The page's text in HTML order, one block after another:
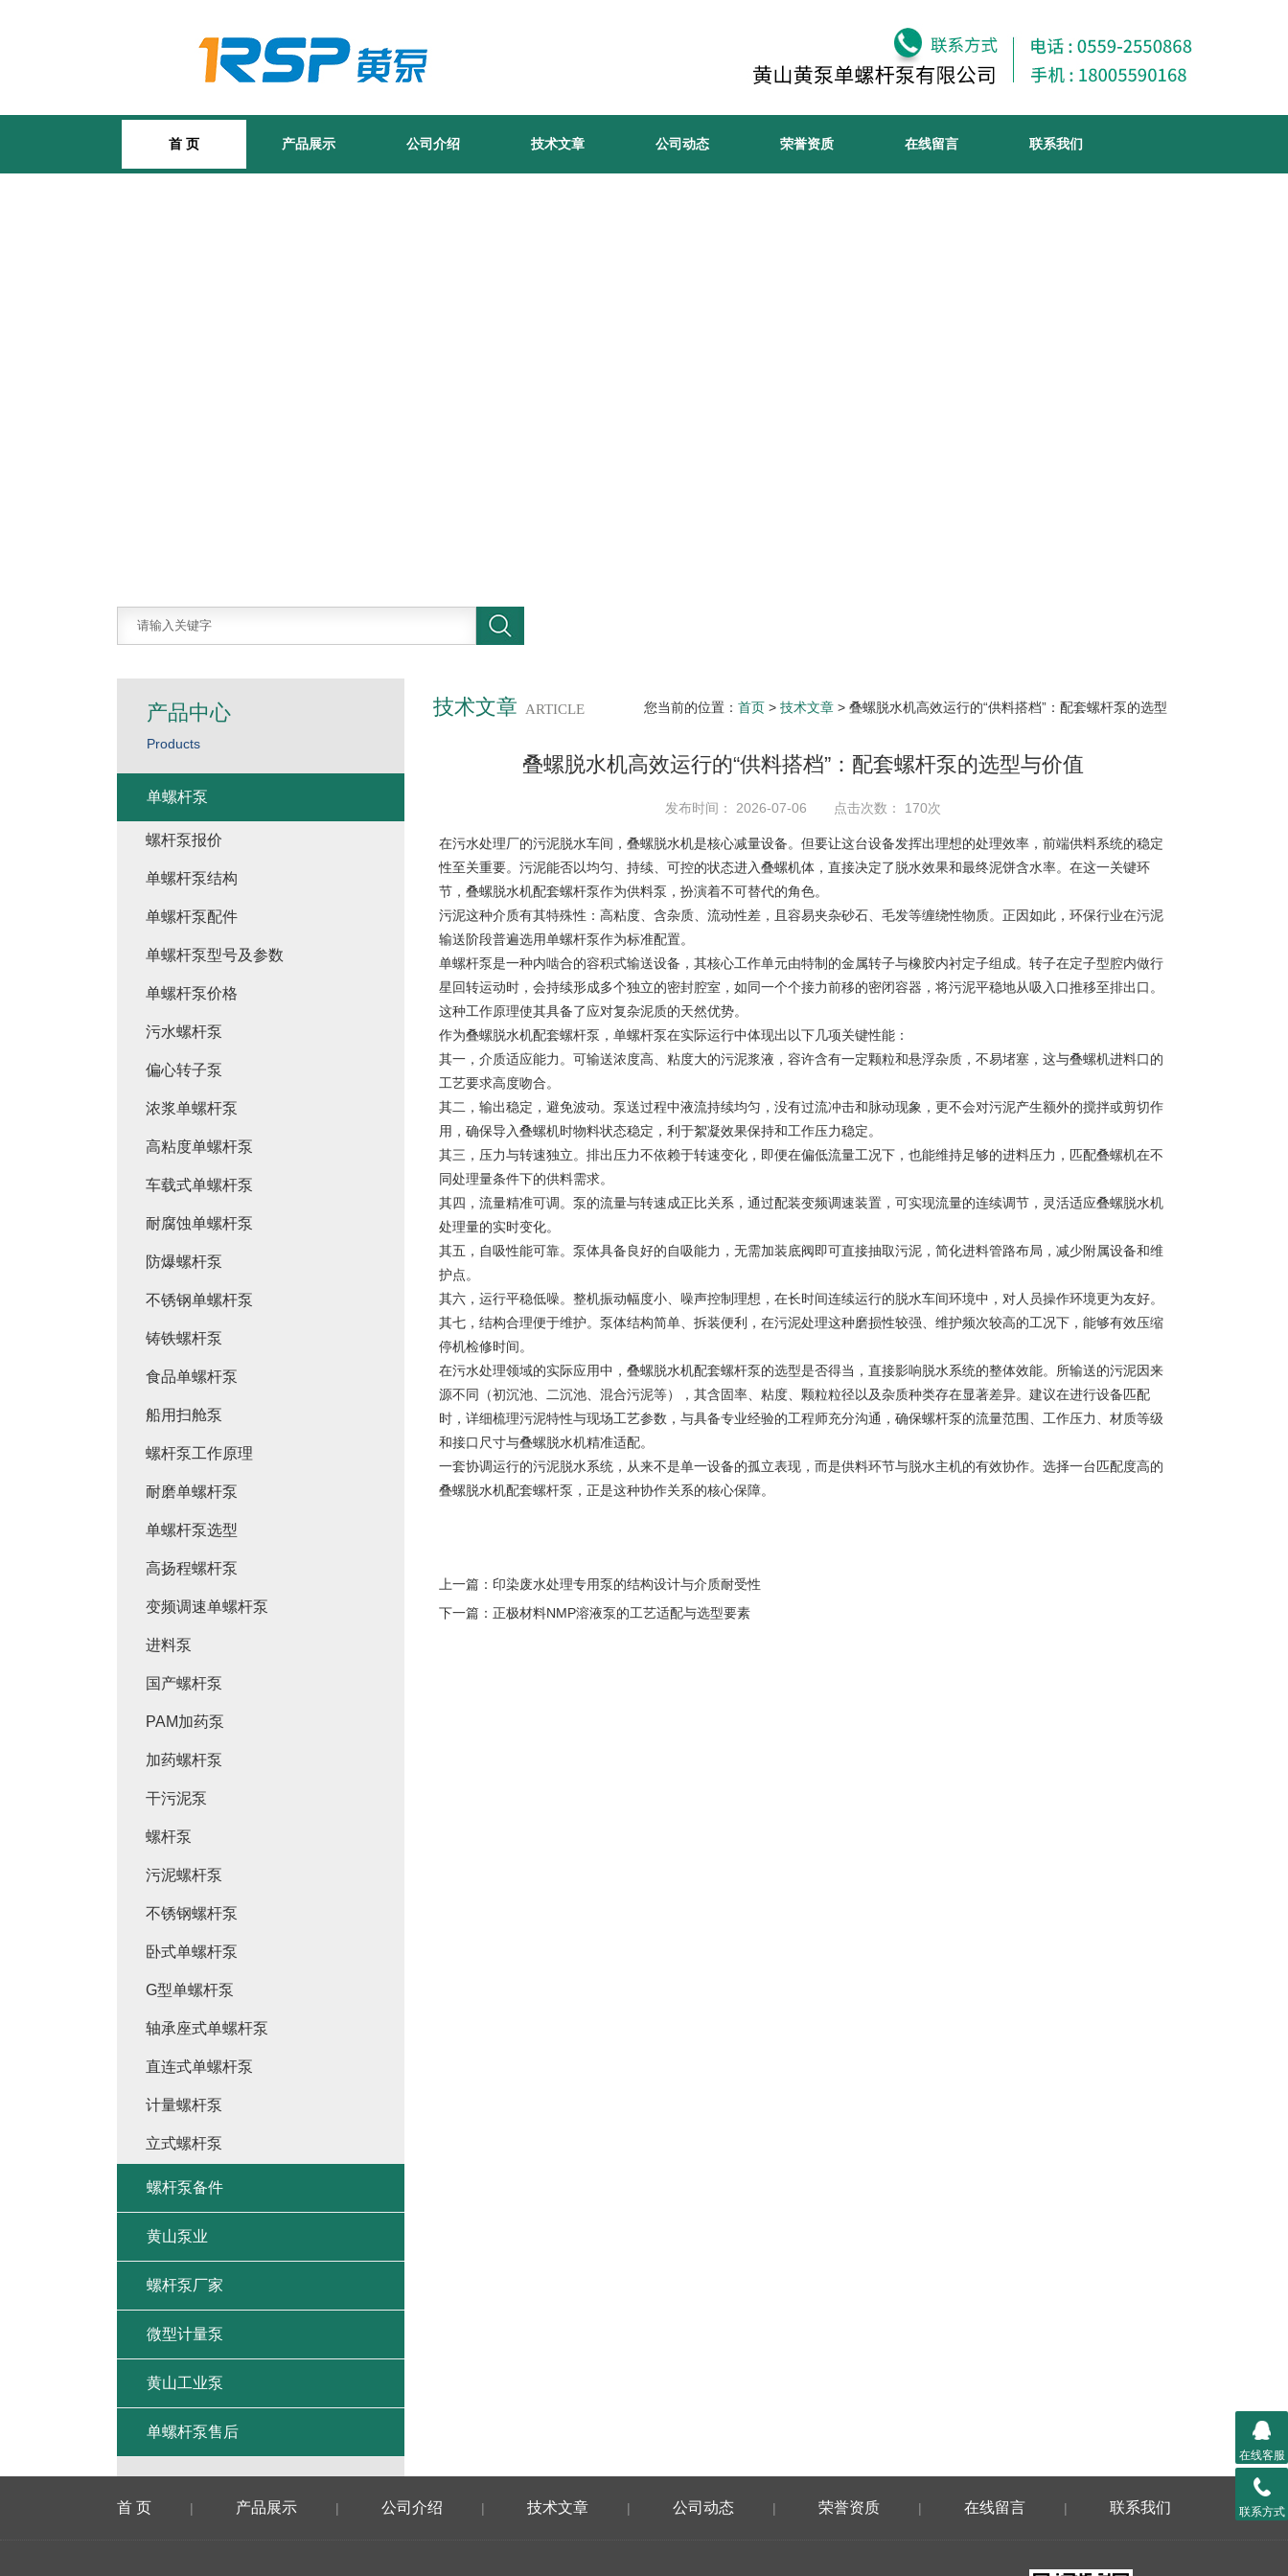
首 页 产品展示 公司介绍 技术文章 公司动态 荣誉资质 在线留言 联系我们
技术文章 ARTICLE 您当前的位置： 首页 > 技术文章 > 叠螺脱水机高效运行的“供料搭档”：配套螺杆泵的选型
与价值
叠螺脱水机高效运行的“供料搭档”：配套螺杆泵的选型与价值
发布时间： 2026-07-06 点击次数： 170次
在污水处理厂的污泥脱水车间，叠螺脱水机是核心减量设备。但要让这台设备发挥出理想的处理效率，前端供料系统的稳定
性至关重要。污泥能否以均匀、持续、可控的状态进入叠螺机体，直接决定了脱水效果和最终泥饼含水率。在这一关键环
节，叠螺脱水机配套螺杆泵作为供料泵，扮演着不可替代的角色。
污泥这种介质有其特殊性：高粘度、含杂质、流动性差，且容易夹杂砂石、毛发等缠绕性物质。正因如此，环保行业在污泥
输送阶段普遍选用单螺杆泵作为标准配置。
单螺杆泵是一种内啮合的容积式输送设备，其核心工作单元由特制的金属转子与橡胶内衬定子组成。转子在定子型腔内做行
星回转运动时，会持续形成多个独立的密封腔室，如同一个个接力前移的密闭容器，将污泥平稳地从吸入口推移至排出口。
这种工作原理使其具备了应对复杂泥质的天然优势。
作为叠螺脱水机配套螺杆泵，单螺杆泵在实际运行中体现出以下几项关键性能：
其一，介质适应能力。可输送浓度高、粘度大的污泥浆液，容许含有一定颗粒和悬浮杂质，不易堵塞，这与叠螺机进料口的
工艺要求高度吻合。
其二，输出稳定，避免波动。泵送过程中液流持续均匀，没有过流冲击和脉动现象，更不会对污泥产生额外的搅拌或剪切作
用，确保导入叠螺机时物料状态稳定，利于絮凝效果保持和工作压力稳定。
其三，压力与转速独立。排出压力不依赖于转速变化，即便在偏低流量工况下，也能维持足够的进料压力，匹配叠螺机在不
同处理量条件下的供料需求。
其四，流量精准可调。泵的流量与转速成正比关系，通过配装变频调速装置，可实现流量的连续调节，灵活适应叠螺脱水机
处理量的实时变化。
其五，自吸性能可靠。泵体具备良好的自吸能力，无需加装底阀即可直接抽取污泥，简化进料管路布局，减少附属设备和维
护点。
其六，运行平稳低噪。整机振动幅度小、噪声控制理想，在长时间连续运行的脱水车间环境中，对人员操作环境更为友好。
其七，结构合理便于维护。泵体结构简单、拆装便利，在污泥处理这种磨损性较强、维护频次较高的工况下，能够有效压缩
停机检修时间。
在污水处理领域的实际应用中，叠螺脱水机配套螺杆泵的选型是否得当，直接影响脱水系统的整体效能。所输送的污泥因来
源不同（初沉池、二沉池、混合污泥等），其含固率、粘度、颗粒粒径以及杂质种类存在显著差异。建议在进行设备匹配
时，详细梳理污泥特性与现场工艺参数，与具备专业经验的工程师充分沟通，确保螺杆泵的流量范围、工作压力、材质等级
和接口尺寸与叠螺脱水机精准适配。
一套协调运行的污泥脱水系统，从来不是单一设备的孤立表现，而是供料环节与脱水主机的有效协作。选择一台匹配度高的
叠螺脱水机配套螺杆泵，正是这种协作关系的核心保障。
上一篇： 印染废水处理专用泵的结构设计与介质耐受性
下一篇： 正极材料NMP溶液泵的工艺适配与选型要素
产品中心
Products
单螺杆泵
螺杆泵报价
单螺杆泵结构
单螺杆泵配件
单螺杆泵型号及参数
单螺杆泵价格
污水螺杆泵
偏心转子泵
浓浆单螺杆泵
高粘度单螺杆泵
车载式单螺杆泵
耐腐蚀单螺杆泵
防爆螺杆泵
不锈钢单螺杆泵
铸铁螺杆泵
食品单螺杆泵
船用扫舱泵
螺杆泵工作原理
耐磨单螺杆泵
单螺杆泵选型
高扬程螺杆泵
变频调速单螺杆泵
进料泵
国产螺杆泵
PAM加药泵
加药螺杆泵
干污泥泵
螺杆泵
污泥螺杆泵
不锈钢螺杆泵
卧式单螺杆泵
G型单螺杆泵
轴承座式单螺杆泵
直连式单螺杆泵
计量螺杆泵
立式螺杆泵
螺杆泵备件
黄山泵业
螺杆泵厂家
微型计量泵
黄山工业泵
单螺杆泵售后
首 页 | 产品展示 | 公司介绍 | 技术文章 | 公司动态 | 荣誉资质 | 在线留言 | 联系我们
在线客服
联系方式